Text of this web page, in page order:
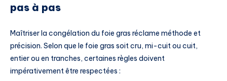
pas à pas
Maîtriser la congélation du foie gras réclame méthode et
précision. Selon que le foie gras soit cru, mi-cuit ou cuit,
entier ou en tranches, certaines règles doivent
impérativement être respectées :